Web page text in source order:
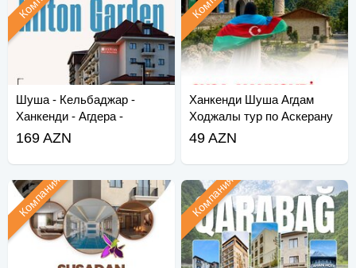
Шуша - Кельбаджар -
Ханкенди - Агдера -
Суговушан - Агдам - Хо
169 AZN
Ханкенди Шуша Агдам
Ходжалы тур по Аскерану
49 AZN
Компания Компания